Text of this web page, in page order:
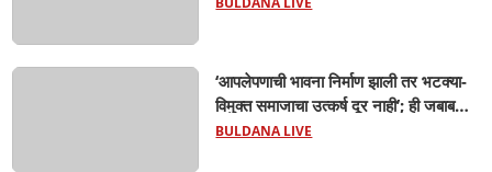
‘आपलेपणाची भावना निर्माण झाली तर भटक्या-
विमुक्त समाजाचा उत्कर्ष दूर नाही’; ही जबाबदारी
केवळ सरकारची नाही,आपल्या सर्वांची !
BULDANA LIVE